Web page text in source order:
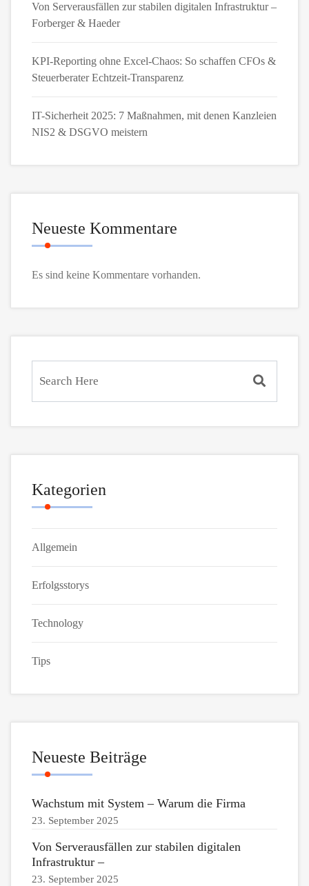
Von Serverausfällen zur stabilen digitalen Infrastruktur –
Forberger & Haeder
KPI-Reporting ohne Excel-Chaos: So schaffen CFOs &
Steuerberater Echtzeit-Transparenz
IT-Sicherheit 2025: 7 Maßnahmen, mit denen Kanzleien
NIS2 & DSGVO meistern
Neueste Kommentare
Es sind keine Kommentare vorhanden.
Kategorien
Allgemein
Erfolgsstorys
Technology
Tips
Neueste Beiträge
Wachstum mit System – Warum die Firma
23. September 2025
Von Serverausfällen zur stabilen digitalen
Infrastruktur –
23. September 2025